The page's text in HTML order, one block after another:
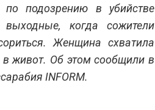
подозрению в убийстве
когда сожители
Женщина схватила
живот. Об этом сообщили в
INFORM.